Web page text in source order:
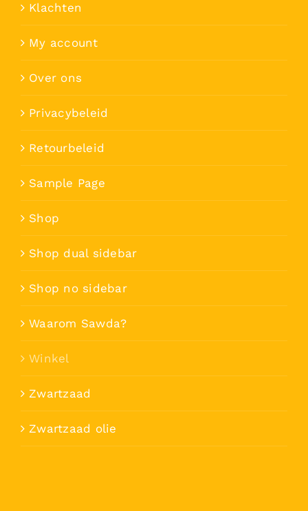
Klachten
My account
Over ons
Privacybeleid
Retourbeleid
Sample Page
Shop
Shop dual sidebar
Shop no sidebar
Waarom Sawda?
Winkel
Zwartzaad
Zwartzaad olie